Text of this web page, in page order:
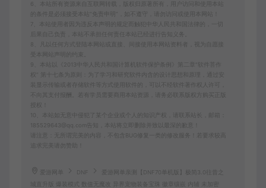
6、本站所有资源来自互联网转载，版权归原著所有，用户访问和使用本站
的条件是必须接受本站“免责申明”，如不遵守，请勿访问或使用本网站！
7、本站使用者因为违反本声明的规定而触犯中华人民共和国法律的，一切
后果自己负责，本站不承担任何责任本站已经进行告知义务。
8、凡以任何方式登陆本网站或直接、间接使用本网站资料者，视为自愿接
受本网站声明的约束。
9、本站以《2013中华人民共和国计算机软件保护条例》第二章"软件菩作
权” 第十七条为原则：为了学习和研究软件内含的设计思想和原理，通过安
装显示传输或者存储软件等方式使用软件的，可以不经软件著作权人许可，
不向其支付报酬。若有学员需要商用本站资源，请务必联系版权方购买正版
10、本站如无意中侵犯了某个企业或个人的知识产权，请联系站长，邮箱：
185529643@qq.com告知，本站将立即删除并致以最深的歉意！
请注意：无所谓完美的内容，不包含BUG修复一类的修改服务！若要求较高
追求完美请勿赞助！
爱游网单 DNF
爱游网单亲测【DNF70单机版】极简3.0往昔之
城直升版 爆装模式 数值无魔改 异界宠物装备宝珠 徽章镶嵌 内辅 未加密